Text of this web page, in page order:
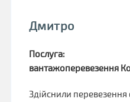
Дмитро
Послуга:
вантажоперевезення
Здійснили